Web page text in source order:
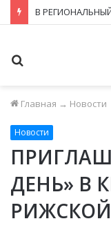
Главная → Новости
Новости
ДЕНЬ» В